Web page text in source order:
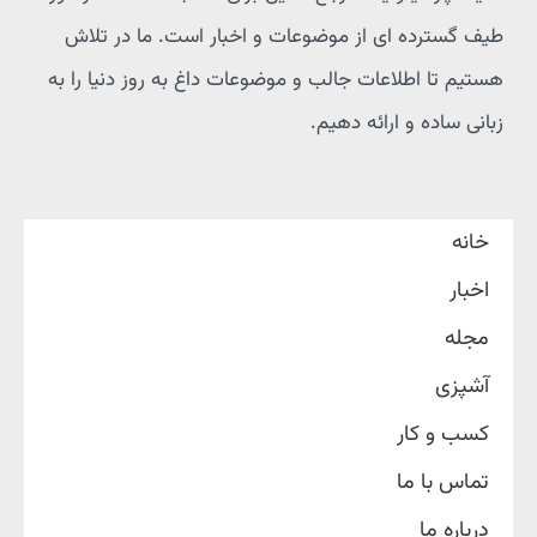
طیف گسترده ای از موضوعات و اخبار است. ما در تلاش
هستیم تا اطلاعات جالب و موضوعات داغ به روز دنیا را به
زبانی ساده و ارائه دهیم.
خانه
اخبار
مجله
آشپزی
کسب و کار
تماس با ما